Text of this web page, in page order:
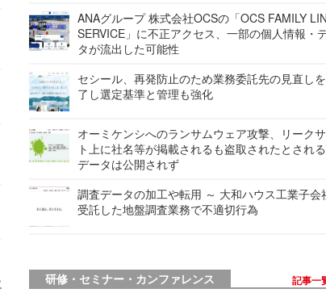
ANAグループ 株式会社OCSの「OCS FAMILY
SERVICE」に不正アクセス、一部の個人情報・
タが流出した可能性
セシール、再発防止のため業務委託先の見直し
了し選定基準と管理も強化
オーミケンシへのランサムウェア攻撃、リーク
ト上に社名等が掲載されるも盗取されたとされ
データは公開されず
調査データの加工や転用 ～ 大和ハウス工業子会
受託した地盤調査業務で不適切行為
研修・セミナー・カンファレンス 記事一